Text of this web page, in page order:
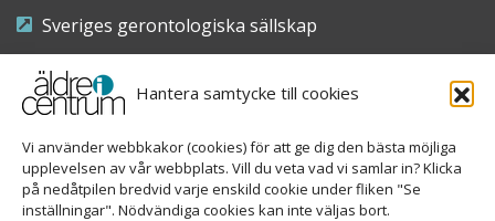
Hantera samtycke till cookies
Vi använder webbkakor (cookies) för att ge dig den bästa möjliga
upplevelsen av vår webbplats. Vill du veta vad vi samlar in? Klicka
på nedåtpilen bredvid varje enskild cookie under fliken "Se
inställningar". Nödvändiga cookies kan inte väljas bort.
Sveriges gerontologiska sällskap
Riksföreningen för sjuksköterskor inom äldre- och
demensvård
Nationellt kompetenscentrum anhöriga